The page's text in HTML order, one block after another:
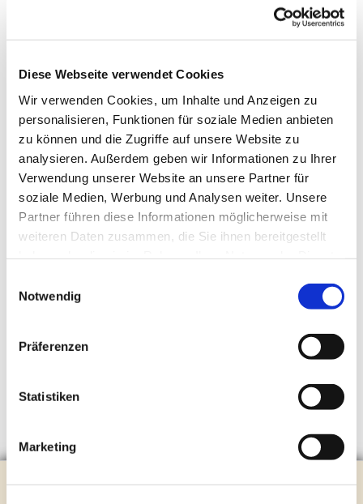
Diese Webseite verwendet Cookies
Wir verwenden Cookies, um Inhalte und Anzeigen zu
personalisieren, Funktionen für soziale Medien anbieten
zu können und die Zugriffe auf unsere Website zu
analysieren. Außerdem geben wir Informationen zu Ihrer
Verwendung unserer Website an unsere Partner für
soziale Medien, Werbung und Analysen weiter. Unsere
Partner führen diese Informationen möglicherweise mit
weiteren Daten zusammen, die Sie ihnen bereitgestellt
Notwendig
Präferenzen
Statistiken
Marketing
dass alles Wesentliche im Leben Geschenk ist.
Unser Sonntagsvideo nimmt diesen Gedanken auf
Worten. Unser Herz für ein befreites Aufatmen und
Das Steinhagener Sonntagsvideoteam freut sich
mit Euch gemeinsam Danken zu können.
Bleibt behütet.
Eure Pastorin Kirsten Schumann
Evangelische Kirchengemeinde Steinhagen